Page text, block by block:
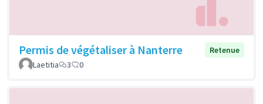
Permis de végétaliser à Nanterre
Retenue
Laetitia
3 0